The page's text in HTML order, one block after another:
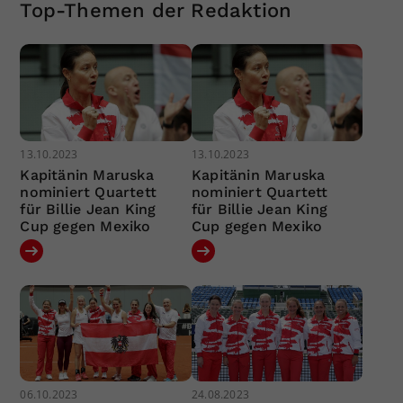
Top-Themen der Redaktion
13.10.2023
Kapitänin Maruska
nominiert Quartett
für Billie Jean King
Cup gegen Mexiko
13.10.2023
Kapitänin Maruska
nominiert Quartett
für Billie Jean King
Cup gegen Mexiko
06.10.2023 24.08.2023